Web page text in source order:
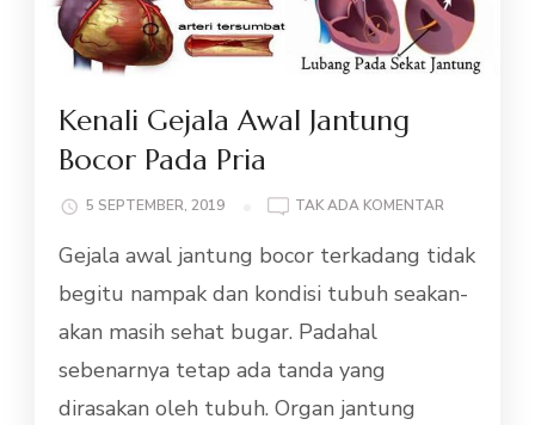
Kenali Gejala Awal Jantung
Bocor Pada Pria
5 SEPTEMBER, 2019 TAK ADA KOMENTAR
GEJALA
JANTUNG
Gejala awal jantung bocor terkadang tidak
begitu nampak dan kondisi tubuh seakan-
akan masih sehat bugar. Padahal
sebenarnya tetap ada tanda yang
dirasakan oleh tubuh. Organ jantung